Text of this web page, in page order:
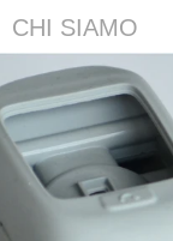
CHI SIAMO